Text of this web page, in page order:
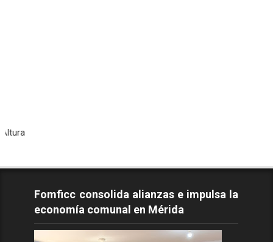
Fomficc consolida alianzas e impulsa la
economía comunal en Mérida